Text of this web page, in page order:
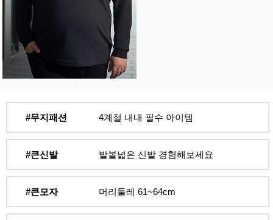
#무지패션 4계절 내내 필수 아이템
#큰신발 발볼넓은 신발 경험해보세요
#큰모자 머리둘레 61~64cm